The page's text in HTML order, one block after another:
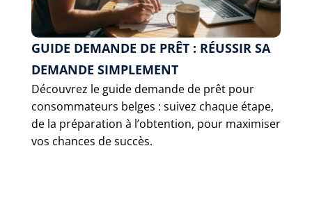
GUIDE DEMANDE DE PRÊT : RÉUSSIR SA
DEMANDE SIMPLEMENT
Découvrez le guide demande de prêt pour
consommateurs belges : suivez chaque étape,
de la préparation à l’obtention, pour maximiser
vos chances de succès.